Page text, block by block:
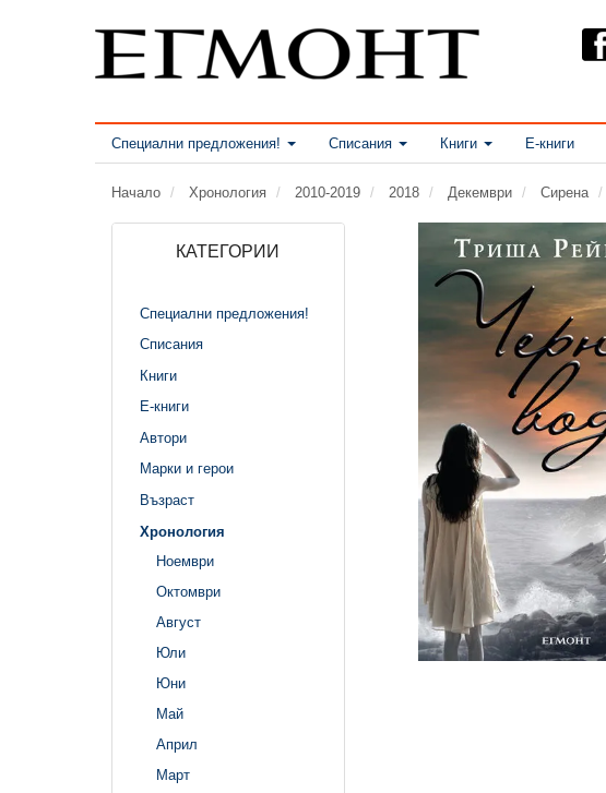
Специални предложения! Списания Книги Е-книги
Начало Хронология 2010-2019 2018 Декември Сирена
КАТЕГОРИИ
Специални предложения!
Списания
Книги
Е-книги
Автори
Марки и герои
Възраст
Хронология
Ноември
Октомври
Август
Юли
Юни
Май
Април
Март